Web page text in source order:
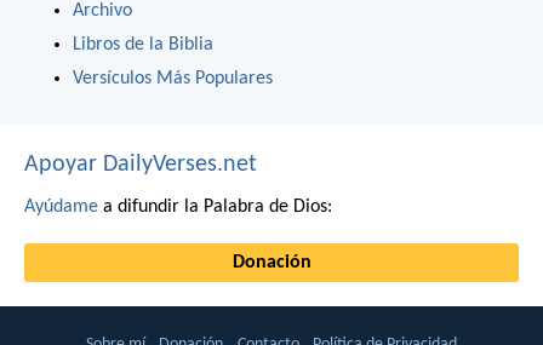
Archivo
Libros de la Biblia
Versículos Más Populares
Apoyar DailyVerses.net
Ayúdame a difundir la Palabra de Dios:
Donación